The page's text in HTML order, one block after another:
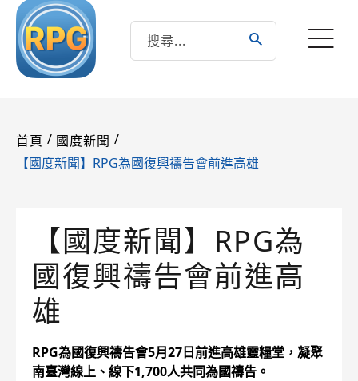
首頁 / 國度新聞 /
【國度新聞】RPG為國復興禱告會前進高雄
【國度新聞】RPG為
國復興禱告會前進高
雄
RPG為國復興禱告會5月27日前進高雄靈糧堂，凝聚
南臺灣線上、線下1,700人共同為國禱告。